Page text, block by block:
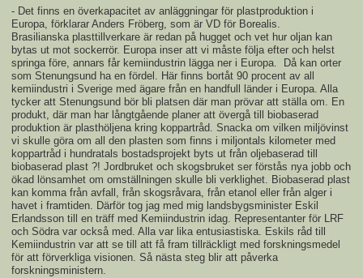
- Det finns en överkapacitet av anläggningar för plastproduktion i
Europa, förklarar Anders Fröberg, som är VD för Borealis.
Brasilianska plasttillverkare är redan på hugget och vet hur oljan kan
bytas ut mot sockerrör. Europa inser att vi måste följa efter och helst
springa före, annars får kemiindustrin lägga ner i Europa. Då kan orter
som Stenungsund ha en fördel. Här finns bortåt 90 procent av all
kemiindustri i Sverige med ägare från en handfull länder i Europa. Alla
tycker att Stenungsund bör bli platsen där man prövar att ställa om. En
produkt, där man har långtgående planer att övergå till biobaserad
produktion är plasthöljena kring koppartråd. Snacka om vilken miljövinst
vi skulle göra om all den plasten som finns i miljontals kilometer med
koppartråd i hundratals bostadsprojekt byts ut från oljebaserad till
biobaserad plast ?! Jordbruket och skogsbruket ser förstås nya jobb och
ökad lönsamhet om omställningen skulle bli verklighet. Biobaserad plast
kan komma från avfall, från skogsråvara, från etanol eller från alger i
havet i framtiden. Därför tog jag med mig landsbygsminister Eskil
Erlandsson till en träff med Kemiindustrin idag. Representanter för LRF
och Södra var också med. Alla var lika entusiastiska. Eskils råd till
Kemiindustrin var att se till att få fram tillräckligt med forskningsmedel
för att förverkliga visionen. Så nästa steg blir att påverka
forskningsministern.